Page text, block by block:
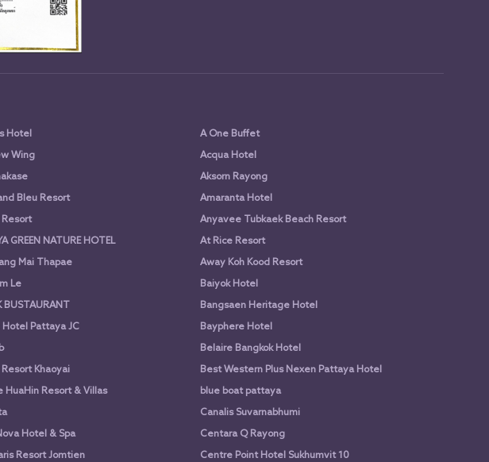
Hotel
A One Buffet
Wing
Acqua Hotel
Aksorn Rayong
Bleu Resort
Amaranta Hotel
Anyavee Tubkaek Beach Resort
GREEN NATURE HOTEL
At Rice Resort
Mai Thapae
Away Koh Kood Resort
Le
Baiyok Hotel
BUSTAURANT
Bangsaen Heritage Hotel
Hotel Pattaya JC
Bayphere Hotel
Belaire Bangkok Hotel
Khaoyai
Best Western Plus Nexen Pattaya Hotel
HuaHin Resort & Villas
blue boat pattaya
Canalis Suvarnabhumi
Hotel & Spa
Centara Q Rayong
Resort Jomtien
Centre Point Hotel Sukhumvit 10